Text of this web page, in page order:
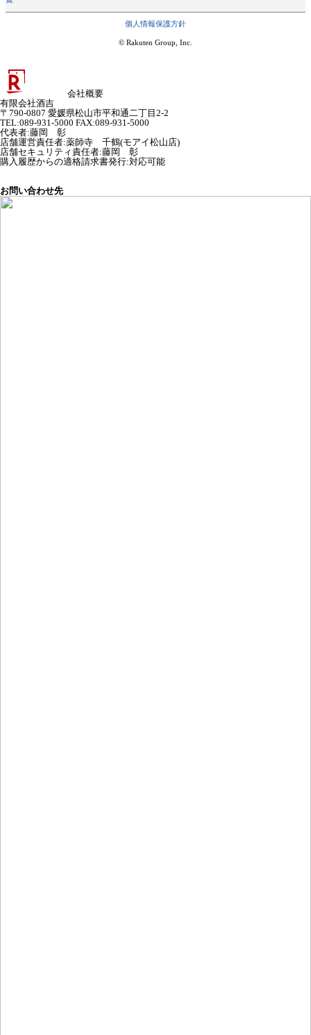
個人情報保護方針
© Rakuten Group, Inc.
会社概要
有限会社酒吉
〒790-0807 愛媛県松山市平和通二丁目2-2
TEL:089-931-5000 FAX:089-931-5000
代表者:藤岡 彰
店舗運営責任者:薬師寺 千鶴(モアイ松山店)
店舗セキュリティ責任者:藤岡 彰
購入履歴からの適格請求書発行:対応可能
お問い合わせ先